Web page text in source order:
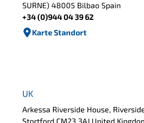
SURNE) 48005 Bilbao Spain
+34 (0)944 04 39 62
Karte Standort
UK
Arkessa Riverside House,
Stortford CM23 3AJ United